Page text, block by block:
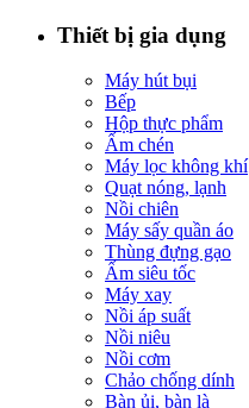
Thiết bị gia dụng
Máy hút bụi
Bếp
Hộp thực phẩm
Ấm chén
Máy lọc không khí
Quạt nóng, lạnh
Nồi chiên
Máy sấy quần áo
Thùng đựng gạo
Ấm siêu tốc
Máy xay
Nồi áp suất
Nồi niêu
Nồi cơm
Chảo chống dính
Bàn ủi, bàn là